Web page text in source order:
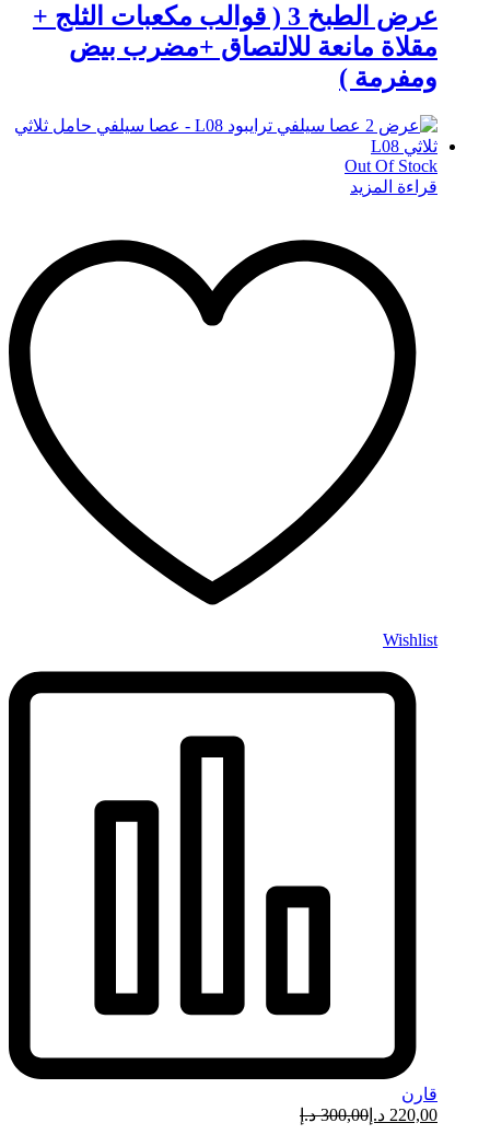
عرض الطبخ 3 ( قوالب مكعبات الثلج +
مقلاة مانعة للالتصاق +مضرب بيض
ومفرمة )
Out Of Stock
قراءة المزيد
Wishlist
قارن
220,00 د.إ 300,00 د.إ